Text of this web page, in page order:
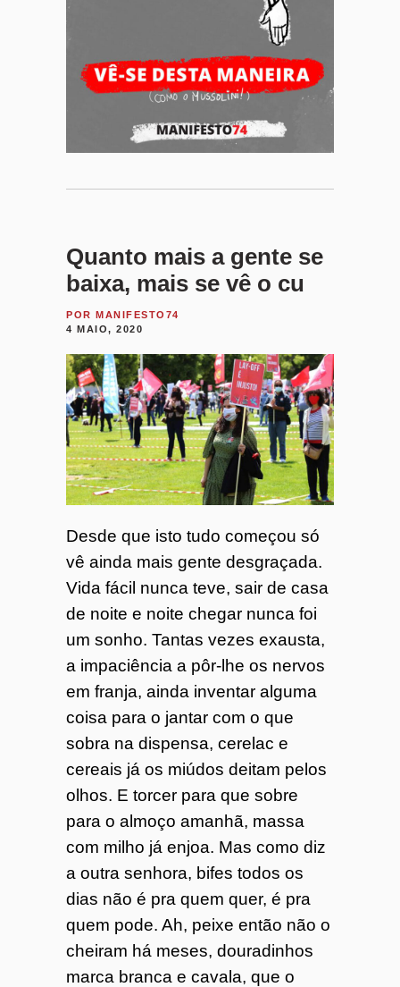
Quanto mais a gente se
baixa, mais se vê o cu
POR
MANIFESTO74
4 MAIO, 2020
Desde que isto tudo começou só
vê ainda mais gente desgraçada.
Vida fácil nunca teve, sair de casa
de noite e noite chegar nunca foi
um sonho. Tantas vezes exausta,
a impaciência a pôr-lhe os nervos
em franja, ainda inventar alguma
coisa para o jantar com o que
sobra na dispensa, cerelac e
cereais já os miúdos deitam pelos
olhos. E torcer para que sobre
para o almoço amanhã, massa
com milho já enjoa. Mas como diz
a outra senhora, bifes todos os
dias não é pra quem quer, é pra
quem pode. Ah, peixe então não o
cheiram há meses, douradinhos
marca branca e cavala, que o